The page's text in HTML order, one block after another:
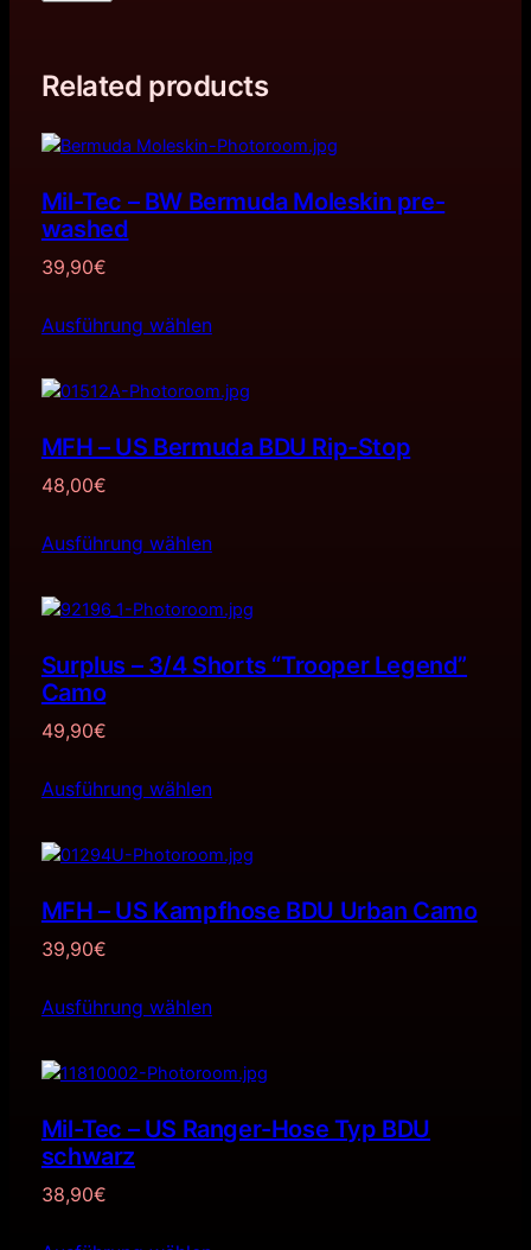
Related products
Mil-Tec – BW Bermuda Moleskin pre-
washed
39,90€
Ausführung wählen
MFH – US Bermuda BDU Rip-Stop
48,00€
Ausführung wählen
Surplus – 3/4 Shorts “Trooper Legend”
Camo
49,90€
Ausführung wählen
MFH – US Kampfhose BDU Urban Camo
39,90€
Ausführung wählen
Mil-Tec – US Ranger-Hose Typ BDU
schwarz
38,90€